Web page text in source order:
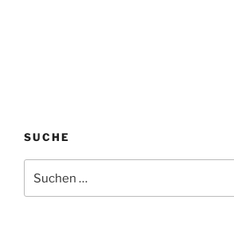
SUCHE
nach: